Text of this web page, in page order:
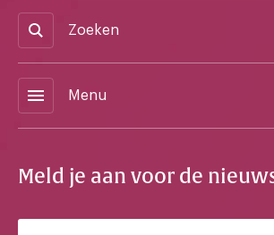
Zoeken
menu Menu
Meld je aan voor de